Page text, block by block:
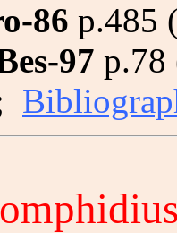
86 p.485
97